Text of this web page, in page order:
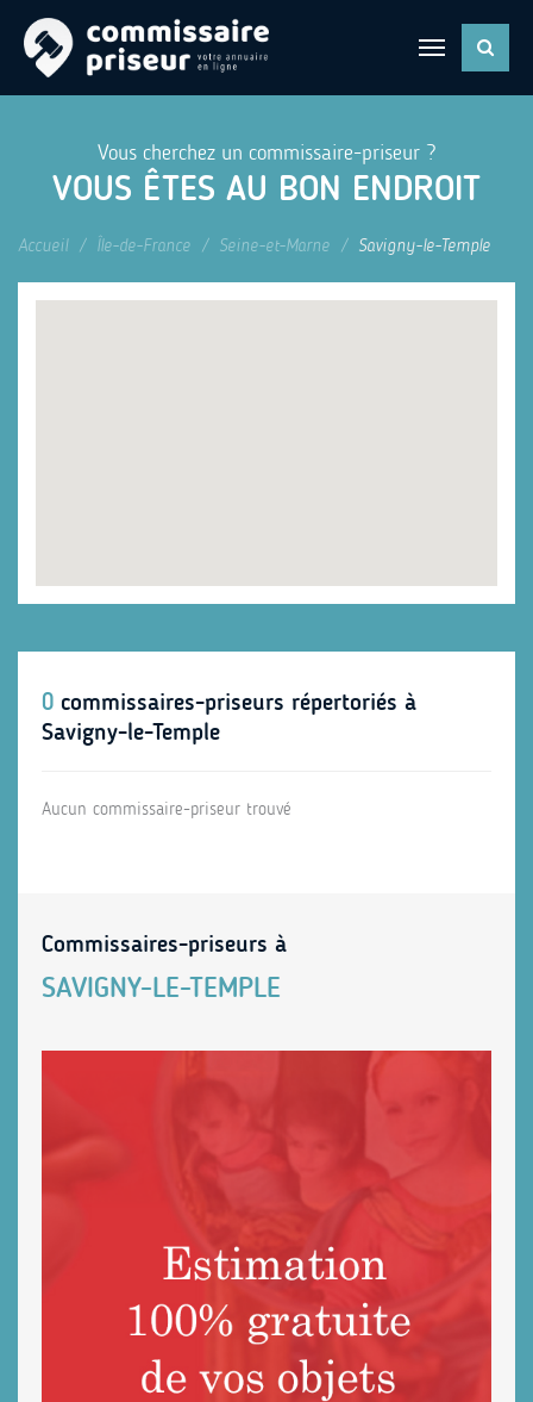
Vous cherchez un commissaire-priseur ?
VOUS ÊTES AU BON ENDROIT
Accueil Île-de-France Seine-et-Marne Savigny-le-Temple
0 commissaires-priseurs répertoriés à
Savigny-le-Temple
Aucun commissaire-priseur trouvé
Commissaires-priseurs à
SAVIGNY-LE-TEMPLE